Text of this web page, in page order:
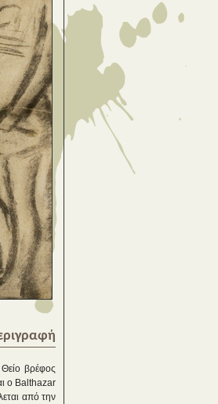
βρέφος
ο Balthazar
από την